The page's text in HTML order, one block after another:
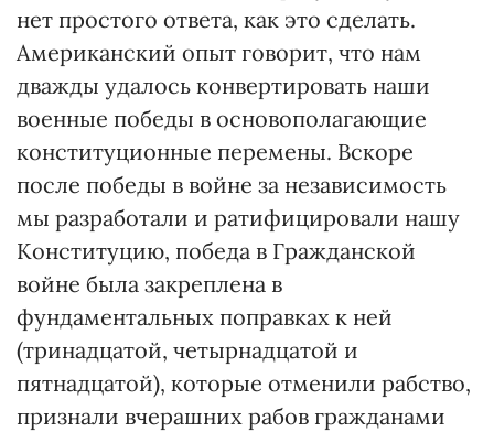
нет простого ответа, как это сделать.
Американский опыт говорит, что нам
дважды удалось конвертировать наши
военные победы в основополагающие
конституционные перемены. Вскоре
после победы в войне за независимость
мы разработали и ратифицировали нашу
Конституцию, победа в Гражданской
войне была закреплена в
фундаментальных поправках к ней
(тринадцатой, четырнадцатой и
пятнадцатой), которые отменили рабство,
признали вчерашних рабов гражданами